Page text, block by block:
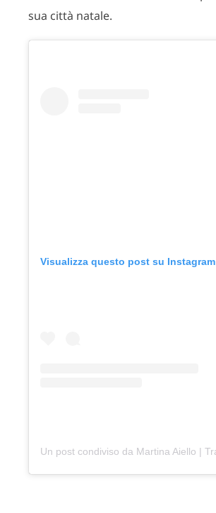
sua città natale.
Visualizza questo post su Instagram